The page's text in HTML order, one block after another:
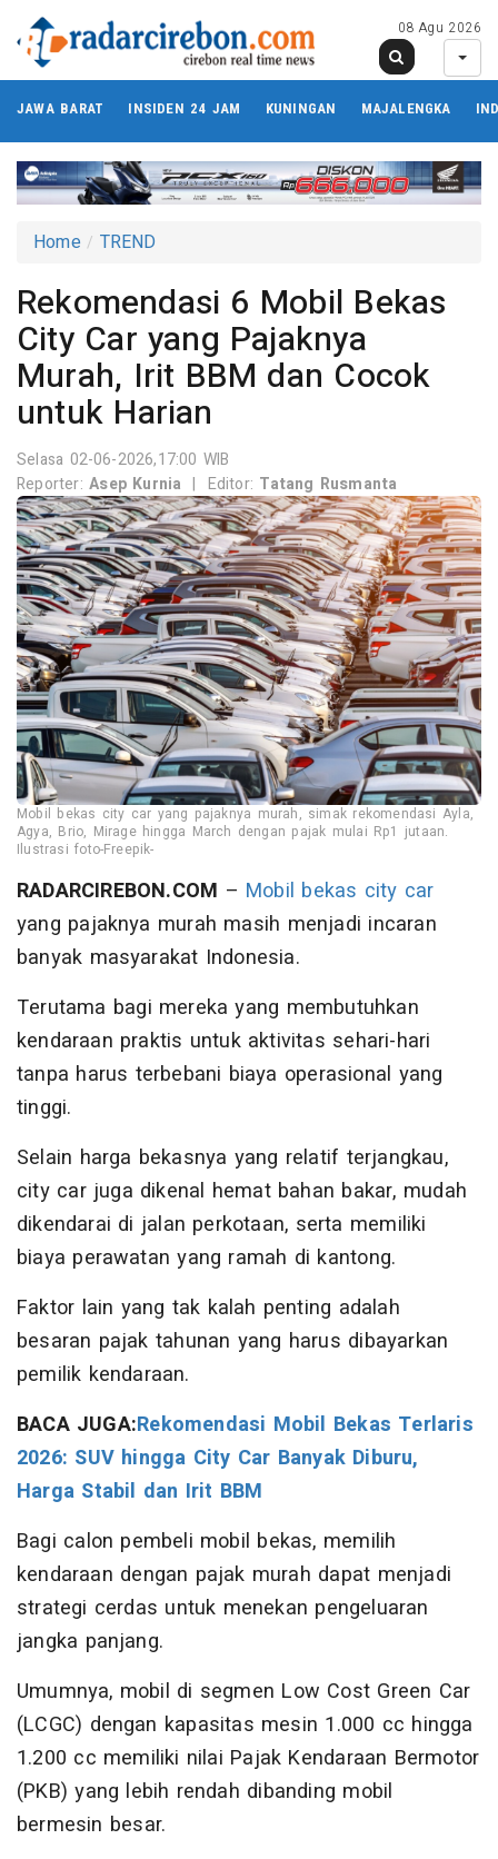
08 Agu 2026
JAWA BARAT INSIDEN 24 JAM KUNINGAN MAJALENGKA
Home TREND
Rekomendasi 6 Mobil Bekas
City Car yang Pajaknya
Murah, Irit BBM dan Cocok
untuk Harian
Selasa 02-06-2026,17:00 WIB
Reporter:Asep Kurnia | Editor: Tatang Rusmanta
Mobil bekas city car yang pajaknya murah, simak rekomendasi Ayla,
Agya, Brio, Mirage hingga March dengan pajak mulai Rp1 jutaan.
Ilustrasi foto-Freepik-
RADARCIREBON.COM – Mobil bekas city car
yang pajaknya murah masih menjadi incaran
banyak masyarakat Indonesia.
Terutama bagi mereka yang membutuhkan
kendaraan praktis untuk aktivitas sehari-hari
tanpa harus terbebani biaya operasional yang
tinggi.
Selain harga bekasnya yang relatif terjangkau,
city car juga dikenal hemat bahan bakar, mudah
dikendarai di jalan perkotaan, serta memiliki
biaya perawatan yang ramah di kantong.
Faktor lain yang tak kalah penting adalah
besaran pajak tahunan yang harus dibayarkan
pemilik kendaraan.
BACA JUGA:Rekomendasi Mobil Bekas Terlaris
2026: SUV hingga City Car Banyak Diburu,
Harga Stabil dan Irit BBM
Bagi calon pembeli mobil bekas, memilih
kendaraan dengan pajak murah dapat menjadi
strategi cerdas untuk menekan pengeluaran
jangka panjang.
Umumnya, mobil di segmen Low Cost Green Car
(LCGC) dengan kapasitas mesin 1.000 cc hingga
1.200 cc memiliki nilai Pajak Kendaraan Bermotor
(PKB) yang lebih rendah dibanding mobil
bermesin besar.